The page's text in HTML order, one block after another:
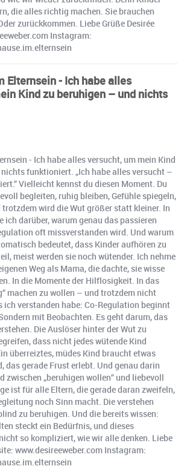
die alles richtig machen. Sie brauchen
zurückkommen. Liebe Grüße Desirée
Instagram:
Elternsein - Ich habe alles
Kind zu beruhigen – und nichts
- Ich habe alles versucht, um mein Kind
funktioniert. „Ich habe alles versucht –
Vielleicht kennst du diesen Moment. Du
begleiten, ruhig bleiben, Gefühle spiegeln,
wird die Wut größer statt kleiner. In
ich darüber, warum genau das passieren
oft missverstanden wird. Und warum
bedeutet, dass Kinder aufhören zu
meist werden sie noch wütender. Ich nehme
Weg als Mama, die dachte, sie wisse
In die Momente der Hilflosigkeit. In das
machen zu wollen – und trotzdem nicht
ich verstanden habe: Co-Regulation beginnt
mit Beobachten. Es geht darum, das
Die Auslöser hinter der Wut zu
dass nicht jedes wütende Kind
überreiztes, müdes Kind braucht etwas
das gerade Frust erlebt. Und genau darin
zwischen „beruhigen wollen“ und liebevoll
ist für alle Eltern, die gerade daran zweifeln,
noch Sinn macht. Die verstehen
zu beruhigen. Und die bereits wissen:
steckt ein Bedürfnis, und dieses
so kompliziert, wie wir alle denken. Liebe
www.desireeweber.com Instagram: